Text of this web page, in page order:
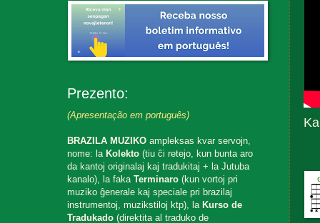
Prezento:
(Apresentação em português)
BRAZILA MUZIKO ampleksas kvar servojn,
nome: la Kolekto (tiu ĉi retejo, kun bunta aro
da kantoj originalaj kaj tradukitaj + la Jutuba
kanalo), la fakaTerminaro (kun vortoj pri
muziko ĝenerale kaj speciale pri brazilaj
instrumentoj, muzikstiloj ktp), la Kurso de
Tradukado (direktita al traduko de